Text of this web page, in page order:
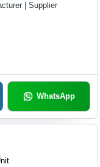
| Supplier
WhatsApp